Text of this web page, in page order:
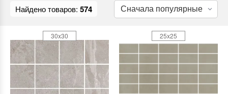
Найдено товаров: 574
30x30 25x25